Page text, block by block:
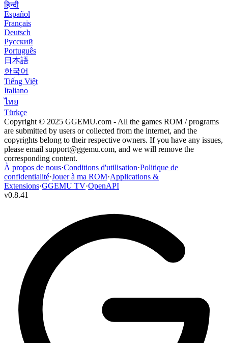
हिन्दी
Español
Français
Deutsch
Русский
Português
日本語
한국어
Tiếng Việt
Italiano
ไทย
Türkçe
Copyright © 2025 GGEMU.com - All the games ROM / programs
are submitted by users or collected from the internet, and the
copyrights belong to their respective owners. If you have any issues,
please email support@ggemu.com, and we will remove the
corresponding content.
À propos de nous·Conditions d'utilisation·Politique de
confidentialité·Jouer à ma ROM·Applications &
Extensions·GGEMU TV·OpenAPI
v0.8.41